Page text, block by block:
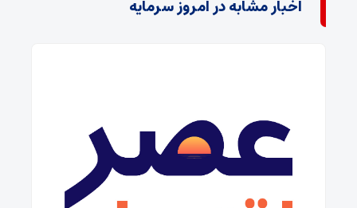
اخبار مشابه در امروز سرمایه